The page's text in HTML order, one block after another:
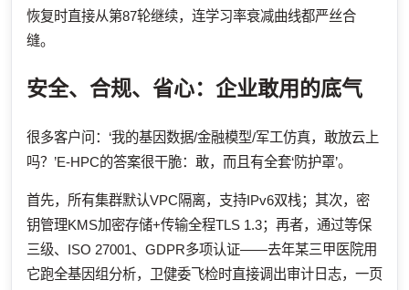
恢复时直接从第87轮继续，连学习率衰减曲线都严丝合
缝。
安全、合规、省心：企业敢用的底气
很多客户问：‘我的基因数据/金融模型/军工仿真，敢放云上
吗？’E-HPC的答案很干脆：敢，而且有全套‘防护罩’。
首先，所有集群默认VPC隔离，支持IPv6双栈；其次，密
钥管理KMS加密存储+传输全程TLS 1.3；再者，通过等保
三级、ISO 27001、GDPR多项认证——去年某三甲医院用
它跑全基因组分析，卫健委飞检时直接调出审计日志，一页